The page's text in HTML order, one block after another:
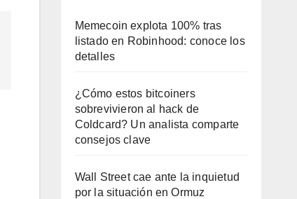
Memecoin explota 100% tras
listado en Robinhood: conoce los
detalles
¿Cómo estos bitcoiners
sobrevivieron al hack de
Coldcard? Un analista comparte
consejos clave
Wall Street cae ante la inquietud
por la situación en Ormuz